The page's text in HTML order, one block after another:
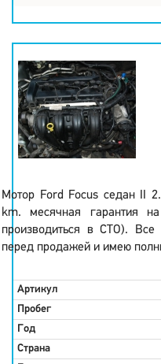
Мотор Ford Focus седан II
km. месячная гарантия
производиться в СТО). Все
перед продажей и имею
Артикул
Пробег
Год
Страна